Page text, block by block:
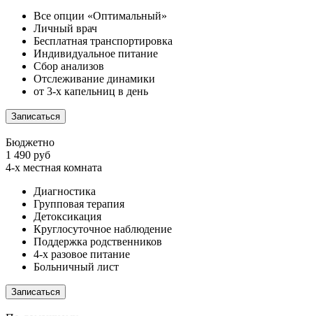
Все опции «Оптимальный»
Личный врач
Бесплатная транспортировка
Индивидуальное питание
Сбор анализов
Отслеживание динамики
от 3-х капельниц в день
Записаться
Бюджетно
1 490 руб
4-х местная комната
Диагностика
Групповая терапия
Детоксикация
Круглосуточное наблюдение
Поддержка родственников
4-х разовое питание
Больничный лист
Записаться